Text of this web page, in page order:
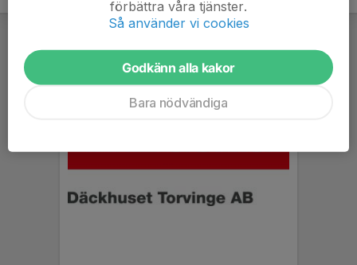
förbättra våra tjänster.
Så använder vi cookies
Godkänn alla kakor
Bara nödvändiga